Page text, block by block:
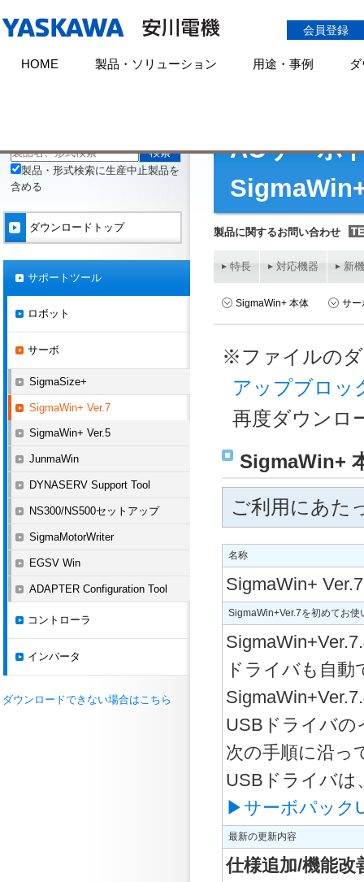
会員登録
HOME 製品・ソリューション 用途・事例
ACサーボ
製品に関するお問い合わせ
特長 対応機器 新
SigmaWin+ 本体 サー
※ファイルの
アップブロッ
再度ダウンロ
SigmaWin+
ご利用にあた
名称
SigmaWin+ Ver.7
SigmaWin+Ver.7を初めてお使
ドライバも自
USBドライバの
次の手順に沿っ
USBドライバは
▶サーボパック
最新の更新内容
仕様追加/機能改
製品・形式検索に生産中止製品を
含める
ダウンロードトップ
サポートツール
ロボット
サーボ
SigmaSize+
SigmaWin+ Ver.7
SigmaWin+ Ver.5
JunmaWin
DYNASERV Support Tool
NS300/NS500セットアップ
SigmaMotorWriter
EGSV Win
ADAPTER Configuration Tool
コントローラ
インバータ
ダウンロードできない場合はこちら